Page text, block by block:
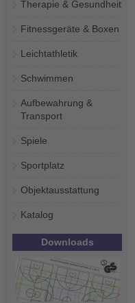
Therapie & Gesundheit
Fitnessgeräte & Boxen
Leichtathletik
Schwimmen
Aufbewahrung &
Transport
Spiele
Sportplatz
Objektausstattung
Katalog
Downloads